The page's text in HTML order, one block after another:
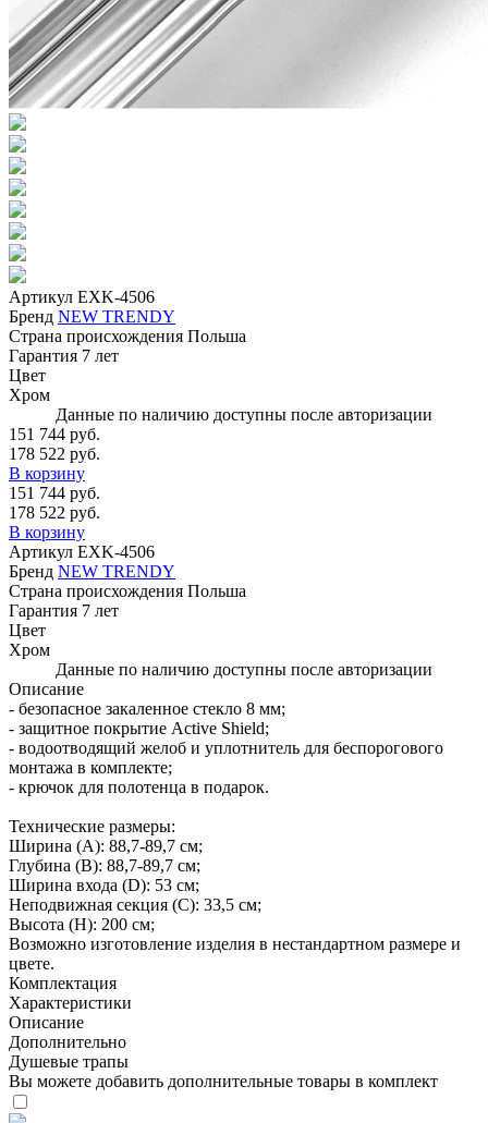
Артикул EXK-4506
Бренд NEW TRENDY
Страна происхождения Польша
Гарантия 7 лет
Цвет
Хром
Данные по наличию доступны после авторизации
151 744 руб.
178 522 руб.
В корзину
151 744 руб.
178 522 руб.
В корзину
Артикул EXK-4506
Бренд NEW TRENDY
Страна происхождения Польша
Гарантия 7 лет
Цвет
Хром
Данные по наличию доступны после авторизации
Описание
- безопасное закаленное стекло 8 мм;
- защитное покрытие Active Shield;
- водоотводящий желоб и уплотнитель для беспорогового
монтажа в комплекте;
- крючок для полотенца в подарок.
Технические размеры:
Ширина (A): 88,7-89,7 см;
Глубина (B): 88,7-89,7 см;
Ширина входа (D): 53 см;
Неподвижная секция (С): 33,5 см;
Высота (H): 200 см;
Возможно изготовление изделия в нестандартном размере и
цвете.
Комплектация
Характеристики
Описание
Дополнительно
Душевые трапы
Вы можете добавить дополнительные товары в комплект